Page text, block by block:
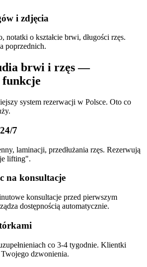
i zdjęcia
notatki o kształcie brwi, długości rzęs.
poprzednich.
brwi i rzęs—
funkcje
system rezerwacji w Polsce. Oto co
7
laminacji, przedłużania rzęs. Rezerwują
lifting".
na konsultacje
konsultacje przed pierwszym
dostępnością automatycznie.
co 3-4 tygodnie. Klientki
dzwonienia.